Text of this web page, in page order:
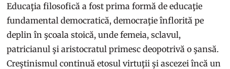
Educaţia filosofică a fost prima formă de educaţie
fundamental democratică, democraţie înflorită pe
deplin în şcoala stoică, unde femeia, sclavul,
patricianul şi aristocratul primesc deopotrivă o şansă.
Creştinismul continuă etosul virtuţii şi ascezei încă un